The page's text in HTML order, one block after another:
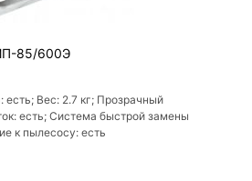
85/600Э
Вес: 2.7 кг; Прозрачный
есть; Система быстрой замены
к пылесосу: есть